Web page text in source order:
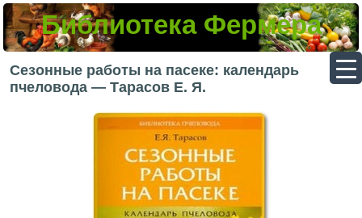
Библиотека Фермера
Сезонные работы на пасеке: календарь
пчеловода — Тарасов Е. Я.